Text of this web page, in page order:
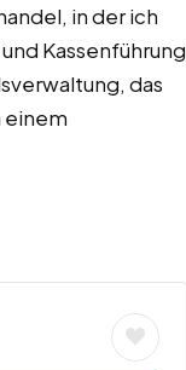
in der ich
Kassenführung
das
einem